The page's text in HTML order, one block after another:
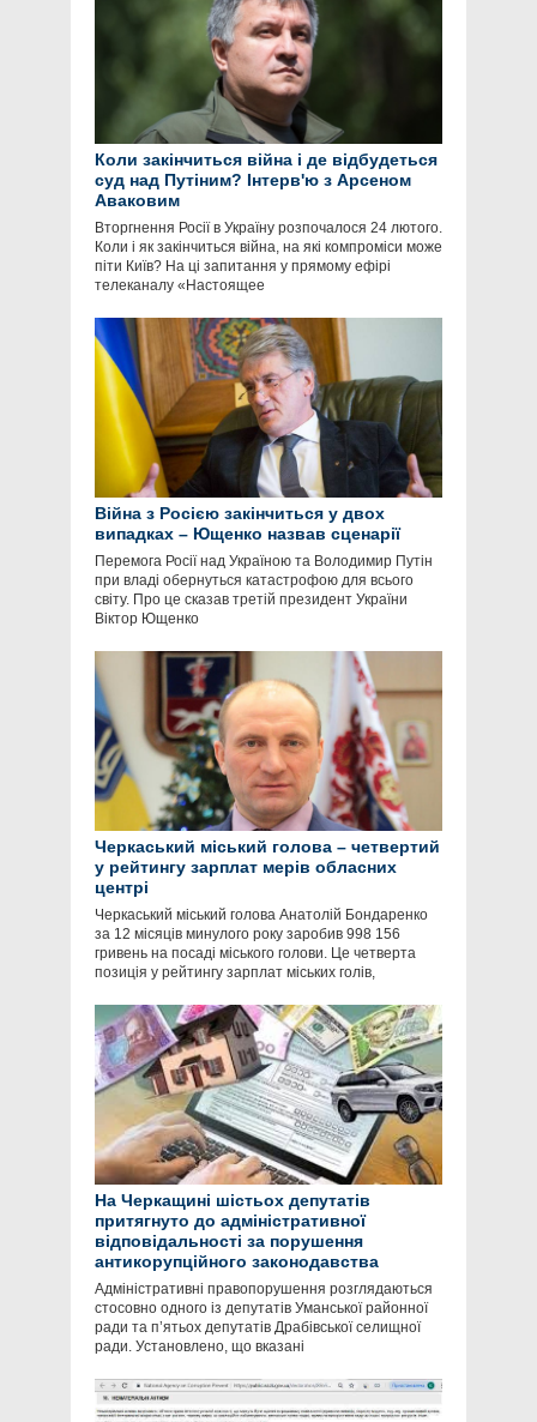
Коли закінчиться війна і де відбудеться
суд над Путіним? Інтерв'ю з Арсеном
Аваковим
Вторгнення Росії в Україну розпочалося 24 лютого.
Коли і як закінчиться війна, на які компроміси може
піти Київ? На ці запитання у прямому ефірі
телеканалу «Настоящее
Війна з Росією закінчиться у двох
випадках – Ющенко назвав сценарії
Перемога Росії над Україною та Володимир Путін
при владі обернуться катастрофою для всього
світу. Про це сказав третій президент України
Віктор Ющенко
Черкаський міський голова – четвертий
у рейтингу зарплат мерів обласних
центрі
Черкаський міський голова Анатолій Бондаренко
за 12 місяців минулого року заробив 998 156
гривень на посаді міського голови. Це четверта
позиція у рейтингу зарплат міських голів,
На Черкащині шістьох депутатів
притягнуто до адміністративної
відповідальності за порушення
антикорупційного законодавства
Адміністративні правопорушення розглядаються
стосовно одного із депутатів Уманської районної
ради та п’ятьох депутатів Драбівської селищної
ради. Установлено, що вказані